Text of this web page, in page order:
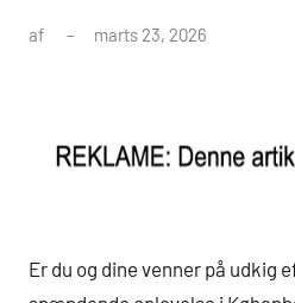
af marts 23, 2026
Er du og dine venner på udkig